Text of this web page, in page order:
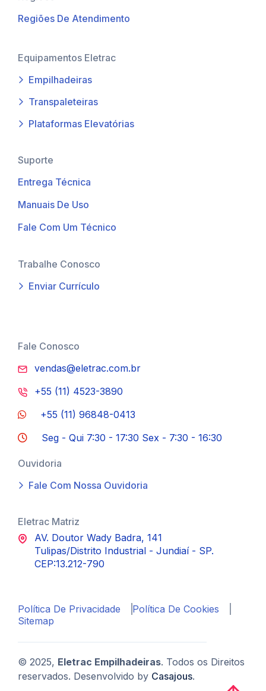
Regiões De Atendimento
Equipamentos Eletrac
Empilhadeiras
Transpaleteiras
Plataformas Elevatórias
Suporte
Entrega Técnica
Manuais De Uso
Fale Com Um Técnico
Trabalhe Conosco
Enviar Currículo
Fale Conosco
vendas@eletrac.com.br
+55 (11) 4523-3890
+55 (11) 96848-0413
Seg - Qui 7:30 - 17:30 Sex - 7:30 - 16:30
Ouvidoria
Fale Com Nossa Ouvidoria
Eletrac Matriz
AV. Doutor Wady Badra, 141
Tulipas/Distrito Industrial - Jundiaí - SP.
CEP:13.212-790
Política De Privacidade
Política De Cookies
Sitemap
© 2025, Eletrac Empilhadeiras. Todos os Direitos
reservados. Desenvolvido by Casajous.